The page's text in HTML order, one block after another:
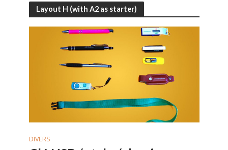
Layout H (with A2 as starter)
DIVERS